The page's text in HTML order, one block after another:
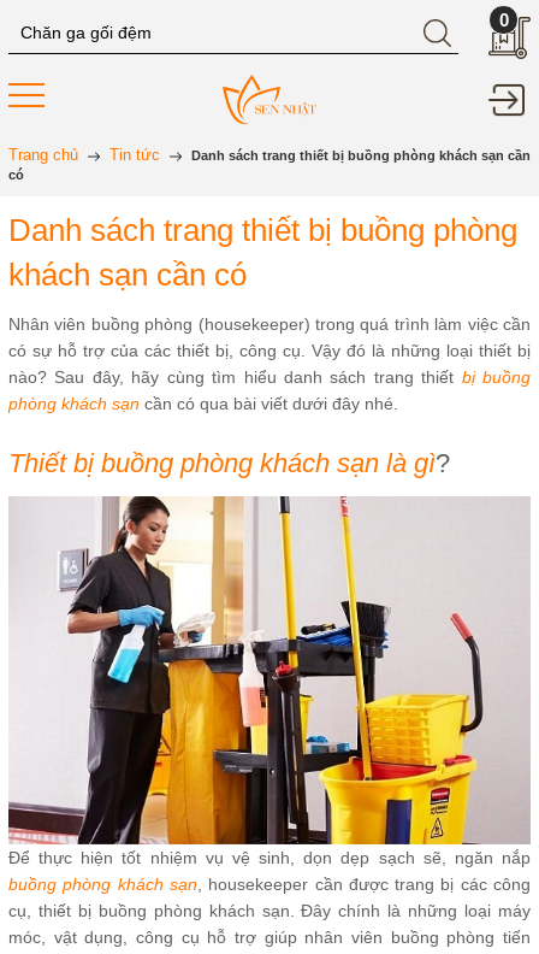
0
Trang chủ Tin tức
Danh sách trang thiết bị buồng phòng khách sạn cần
có
Danh sách trang thiết bị buồng phòng
khách sạn cần có
Nhân viên buồng phòng (housekeeper) trong quá trình làm việc cần
có sự hỗ trợ của các thiết bị, công cụ. Vậy đó là những loại thiết bị
nào? Sau đây, hãy cùng tìm hiểu danh sách trang thiết bị buồng
phòng khách sạn cần có qua bài viết dưới đây nhé.
Thiết bị buồng phòng khách sạn là gì?
Để thực hiện tốt nhiệm vụ vệ sinh, dọn dẹp sạch sẽ, ngăn nắp
buồng phòng khách sạn, housekeeper cần được trang bị các công
cụ, thiết bị buồng phòng khách sạn. Đây chính là những loại máy
móc, vật dụng, công cụ hỗ trợ giúp nhân viên buồng phòng tiến